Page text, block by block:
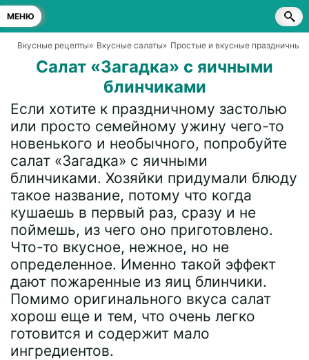
МЕНЮ
Вкусные рецепты» Вкусные салаты» Простые и вкусные праздничные
Салат «Загадка» с яичными
блинчиками
Если хотите к праздничному застолью
или просто семейному ужину чего-то
новенького и необычного, попробуйте
салат «Загадка» с яичными
блинчиками. Хозяйки придумали блюду
такое название, потому что когда
кушаешь в первый раз, сразу и не
поймешь, из чего оно приготовлено.
Что-то вкусное, нежное, но не
определенное. Именно такой эффект
дают пожаренные из яиц блинчики.
Помимо оригинального вкуса салат
хорош еще и тем, что очень легко
готовится и содержит мало
ингредиентов.